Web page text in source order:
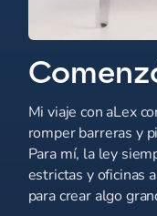
Mi viaje con aLex
romper barreras y
Para mí, la ley
estrictas y oficinas
para crear algo